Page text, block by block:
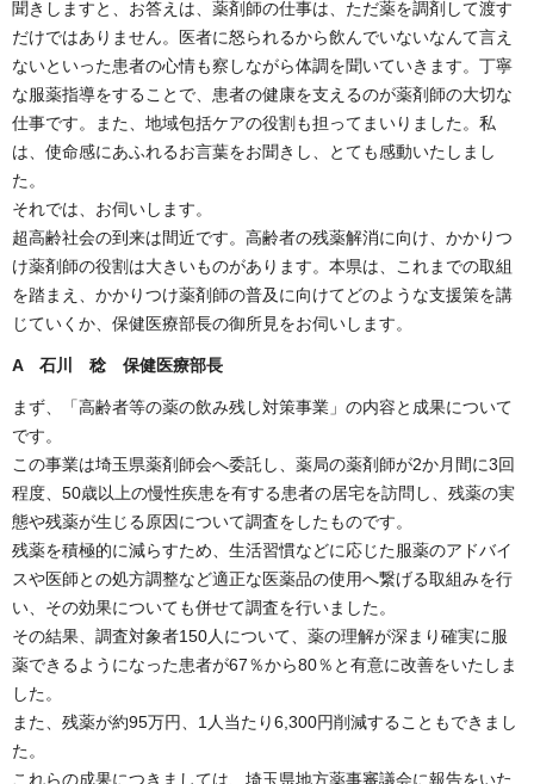
聞きしますと、お答えは、薬剤師の仕事は、ただ薬を調剤して渡す
だけではありません。医者に怒られるから飲んでいないなんて言え
ないといった患者の心情も察しながら体調を聞いていきます。丁寧
な服薬指導をすることで、患者の健康を支えるのが薬剤師の大切な
仕事です。また、地域包括ケアの役割も担ってまいりました。私
は、使命感にあふれるお言葉をお聞きし、とても感動いたしまし
た。
それでは、お伺いします。
超高齢社会の到来は間近です。高齢者の残薬解消に向け、かかりつ
け薬剤師の役割は大きいものがあります。本県は、これまでの取組
を踏まえ、かかりつけ薬剤師の普及に向けてどのような支援策を講
じていくか、保健医療部長の御所見をお伺いします。
A 石川 稔 保健医療部長
まず、「高齢者等の薬の飲み残し対策事業」の内容と成果について
です。
この事業は埼玉県薬剤師会へ委託し、薬局の薬剤師が2か月間に3回
程度、50歳以上の慢性疾患を有する患者の居宅を訪問し、残薬の実
態や残薬が生じる原因について調査をしたものです。
残薬を積極的に減らすため、生活習慣などに応じた服薬のアドバイ
スや医師との処方調整など適正な医薬品の使用へ繋げる取組みを行
い、その効果についても併せて調査を行いました。
その結果、調査対象者150人について、薬の理解が深まり確実に服
薬できるようになった患者が67％から80％と有意に改善をいたしま
した。
また、残薬が約95万円、1人当たり6,300円削減することもできまし
た。
これらの成果につきましては、埼玉県地方薬事審議会に報告をいた